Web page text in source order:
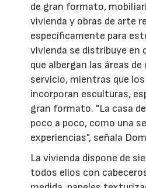
de gran formato,
vivienda y obras de arte
específicamente para
vivienda se distribuye
que albergan las áreas
servicio, mientras que
incorporan esculturas,
gran formato. "La casa
poco a poco, como una
experiencias", señala
La vivienda dispone de
todos ellos con